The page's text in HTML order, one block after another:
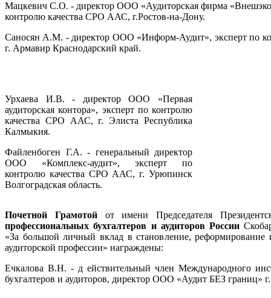
Мацкевич С.О. - директор ООО «Аудиторская фирма
контролю качества СРО ААС, г.Ростов-на-Дону.
Саносян А.М. - директор ООО «Информ-Аудит», эксперт по
г. Армавир Краснодарский край.
Урхаева И.В. - директор ООО «Первая
аудиторская контора», эксперт по контролю
качества СРО ААС, г. Элиста Республика
Калмыкия.
Файленбоген Г.А. - генеральный директор
ООО «Комплекс-аудит», эксперт по
контролю качества СРО ААС, г. Урюпинск
Волгоградская область.
Почетной Грамотой от имени Председателя
профессиональных бухгалтеров и аудиторов России
«За большой личный вклад в становление, реформирование
аудиторской профессии» награждены:
Ечкалова В.Н. - д ействительный член Международного
бухгалтеров и аудиторов, директор ООО «Аудит БЕЗ границ»